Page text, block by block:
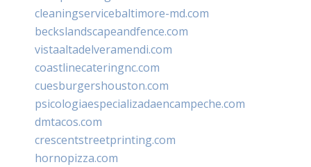
cleaningservicebaltimore-md.com
beckslandscapeandfence.com
vistaaltadelveramendi.com
coastlinecateringnc.com
cuesburgershouston.com
psicologiaespecializadaencampeche.com
dmtacos.com
crescentstreetprinting.com
hornopizza.com